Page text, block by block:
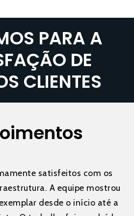
PARA A
DE
CLIENTES
satisfeitos com os
A equipe mostrou
desde o início até a